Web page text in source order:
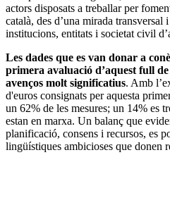
actors disposats a treballar per
català, des d’una mirada
institucions, entitats i societat civil
Les dades que es van donar a
primera avaluació d’aquest full
avenços molt significatius. Amb
d'euros consignats per aquesta
un 62% de les mesures; un 14% es
estan en marxa. Un balanç que
planificació, consens i recursos, es
lingüístiques ambicioses que donen